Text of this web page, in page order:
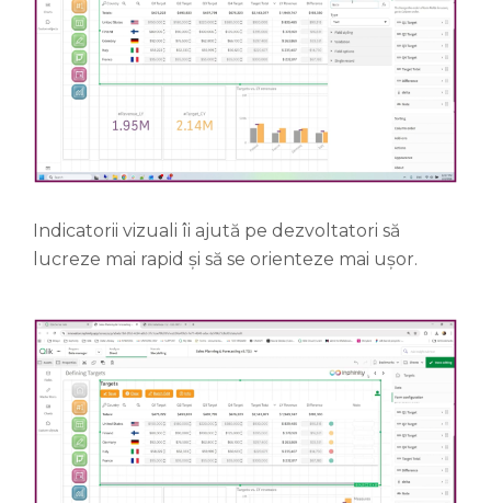
Indicatorii vizuali îi ajută pe dezvoltatori să
lucreze mai rapid și să se orienteze mai ușor.